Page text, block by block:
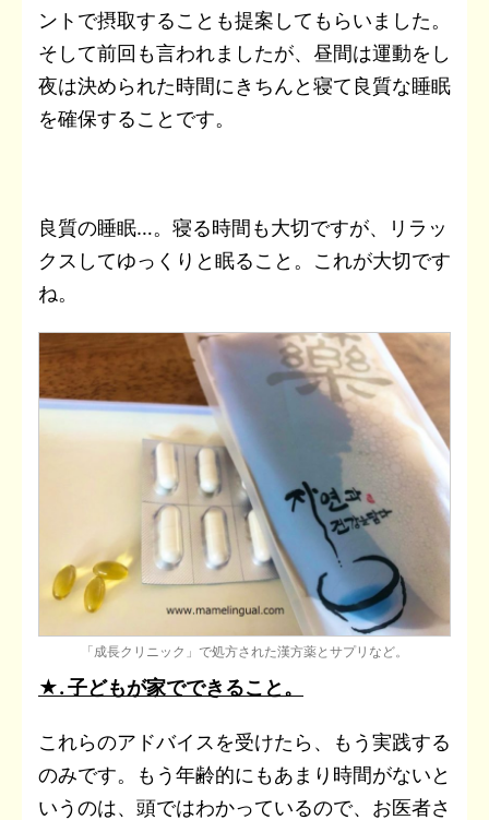
ントで摂取することも提案してもらいました。
そして前回も言われましたが、昼間は運動をし
夜は決められた時間にきちんと寝て良質な睡眠
を確保することです。
良質の睡眠…。寝る時間も大切ですが、リラッ
クスしてゆっくりと眠ること。これが大切です
ね。
「成長クリニック」で処方された漢方薬とサプリなど。
★. 子どもが家でできること。
これらのアドバイスを受けたら、もう実践する
のみです。もう年齢的にもあまり時間がないと
いうのは、頭ではわかっているので、お医者さ